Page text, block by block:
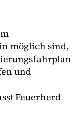
möglich sind,
und
Feuerherd